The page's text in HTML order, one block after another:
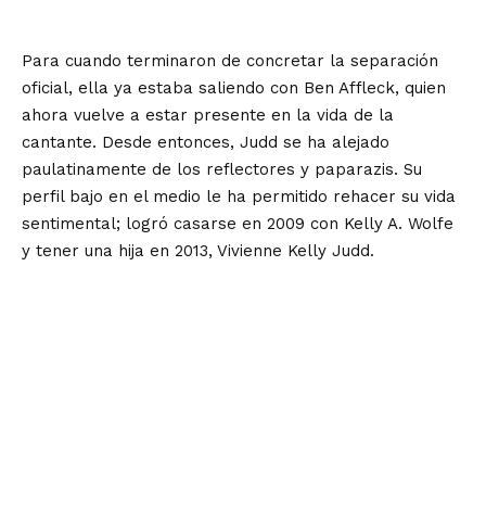
Para cuando terminaron de concretar la separación
oficial, ella ya estaba saliendo con Ben Affleck, quien
ahora vuelve a estar presente en la vida de la
cantante. Desde entonces, Judd se ha alejado
paulatinamente de los reflectores y paparazis. Su
perfil bajo en el medio le ha permitido rehacer su vida
sentimental; logró casarse en 2009 con Kelly A. Wolfe
y tener una hija en 2013, Vivienne Kelly Judd.